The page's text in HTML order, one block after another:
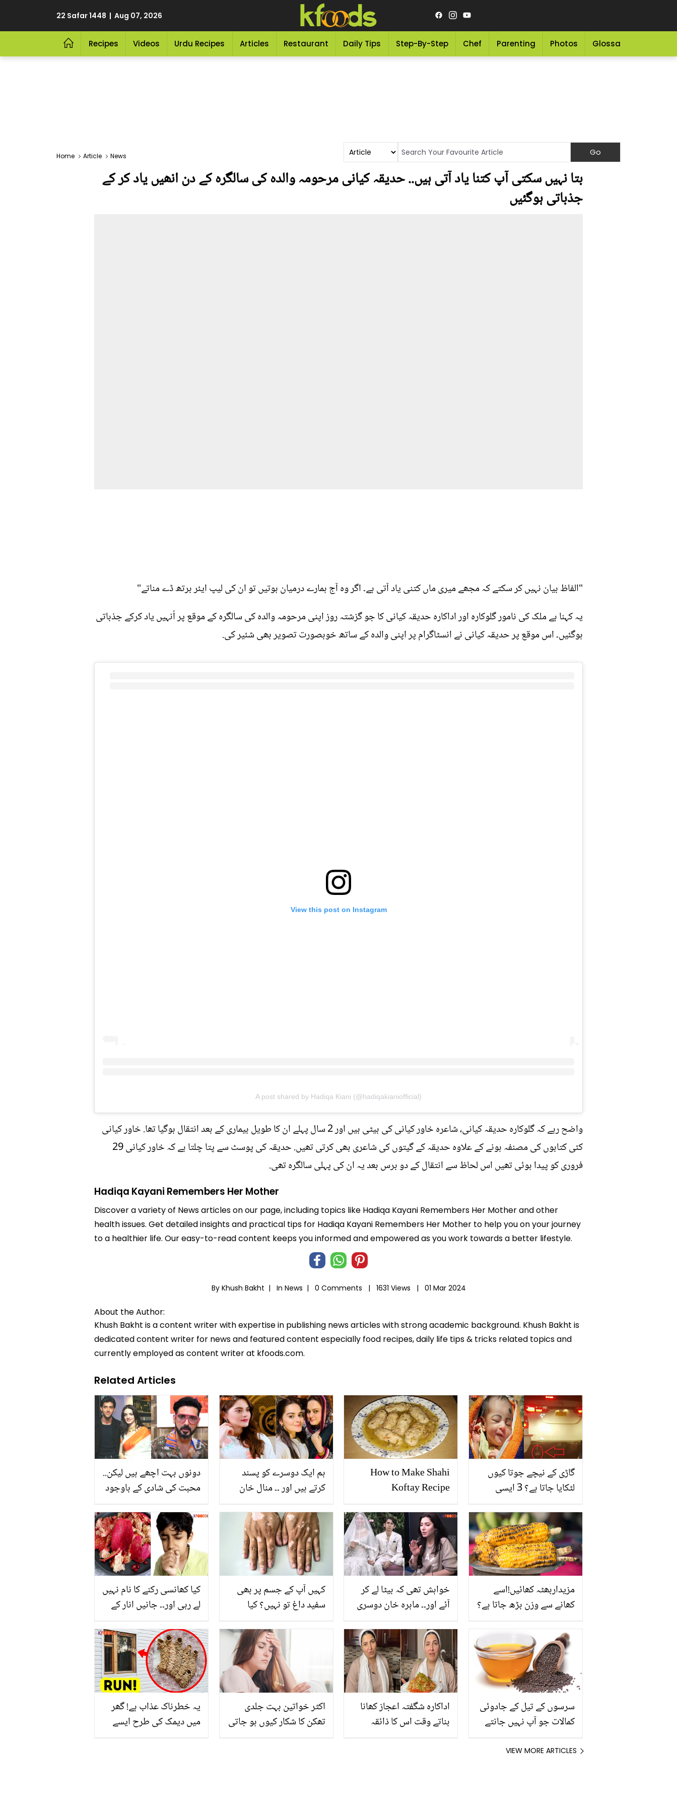
22 Safar 1448 | Aug 07, 2026
Recipes Videos Urdu Recipes Articles Restaurant Daily Tips Step-By-Step Chef Parenting Photos Glossary
Home Article News
بتا نہیں سکتی آپ کتنا یاد آتی ہیں.. حدیقہ کیانی مرحومہ والدہ کی سالگرہ کے دن انھیں یاد کر کے
جذباتی ہوگئیں
"الفاظ بیان نہیں کر سکتے کہ مجھے میری ماں کتنی یاد آتی ہے۔ اگر وہ آج ہمارے درمیان ہوتیں تو ان کی لیپ ایئر برتھ ڈے مناتے"
یہ کہنا ہے ملک کی نامور گلوکارہ اور اداکارہ حدیقہ کیانی کا جو گزشتہ روز اپنی مرحومہ والدہ کی سالگرہ کے موقع پر اُنہیں یاد کرکے جذباتی
ہوگئیں۔ اس موقع پر حدیقہ کیانی نے انسٹاگرام پر اپنی والدہ کے ساتھ خوبصورت تصویر بھی شئیر کی.
View this post on Instagram
A post shared by Hadiqa Kiani (@hadiqakianiofficial)
واضح رہے کہ گلوکارہ حدیقہ کیانی، شاعرہ خاور کیانی کی بیٹی ہیں اور 2 سال پہلے ان کا طویل بیماری کے بعد انتقال ہوگیا تھا. خاور کیانی
کئی کتابوں کی مصنفہ ہونے کے علاوہ حدیقہ کے گیتوں کی شاعری بھی کرتی تھیں. حدیقہ کی پوسٹ سے پتا چلتا ہے کہ خاور کیانی 29
فروری کو پیدا ہوئی تھیں اس لحاظ سے انتقال کے دو برس بعد یہ ان کی پہلی سالگرہ تھی.
Hadiqa Kayani Remembers Her Mother
Discover a variety of News articles on our page, including topics like Hadiqa Kayani Remembers Her Mother and other
health issues. Get detailed insights and practical tips for Hadiqa Kayani Remembers Her Mother to help you on your journey
to a healthier life. Our easy-to-read content keeps you informed and empowered as you work towards a better lifestyle.
By Khush Bakht | In News | 0 Comments | 1631 Views | 01 Mar 2024
About the Author:
Khush Bakht is a content writer with expertise in publishing news articles with strong academic background. Khush Bakht is
dedicated content writer for news and featured content especially food recipes, daily life tips & tricks related topics and
currently employed as content writer at kfoods.com.
Related Articles
دونوں بہت اچھے ہیں لیکن..
محبت کی شادی کے باوجود
طلاق کیوں ہوئی تھی؟ زید
خان نے بتا دیا
ہم ایک دوسرے کو پسند
کرتے ہیں اور ۔۔ منال خان
کیوں نہیں تھا؟ اداکارہ نے
بتا دیا
How to Make Shahi
Koftay Recipe
گاڑی کے نیچے جوتا کیوں
لٹکایا جاتا ہے؟ 3 ایسی
نقصان ہو سکتا ہے؟
کیا کھانسی رکنے کا نام نہیں
لے رہی اور۔۔ جانیں انار کے
چھلکے کون کون سی
بیماریوں میں دوا کا کام
کرتے ہیں؟
کہیں آپ کے جسم پر بھی
سفید داغ تو نہیں؟ کیا
پھیل سکتے ہیں؟
خواہش تھی کہ بیٹا لے کر
آئے اور۔۔ ماہرہ خان دوسری
کیوں رو پڑیں؟
مزیداربھٹہ کھائیں!اسے
کھانے سے وزن بڑھ جاتا ہے؟
فہمیاں اور ان کی حقیقت
یہ خطرناک عذاب ہے! گھر
میں دیمک کی طرح ایسے
اکثر خواتین بہت جلدی
تھکن کا شکار کیوں ہو جاتی
اداکارہ شگفتہ اعجاز کھانا
بناتے وقت اس کا ذائقہ
سرسوں کے تیل کے جادوئی
کمالات جو آپ نہیں جانتے
VIEW MORE ARTICLES